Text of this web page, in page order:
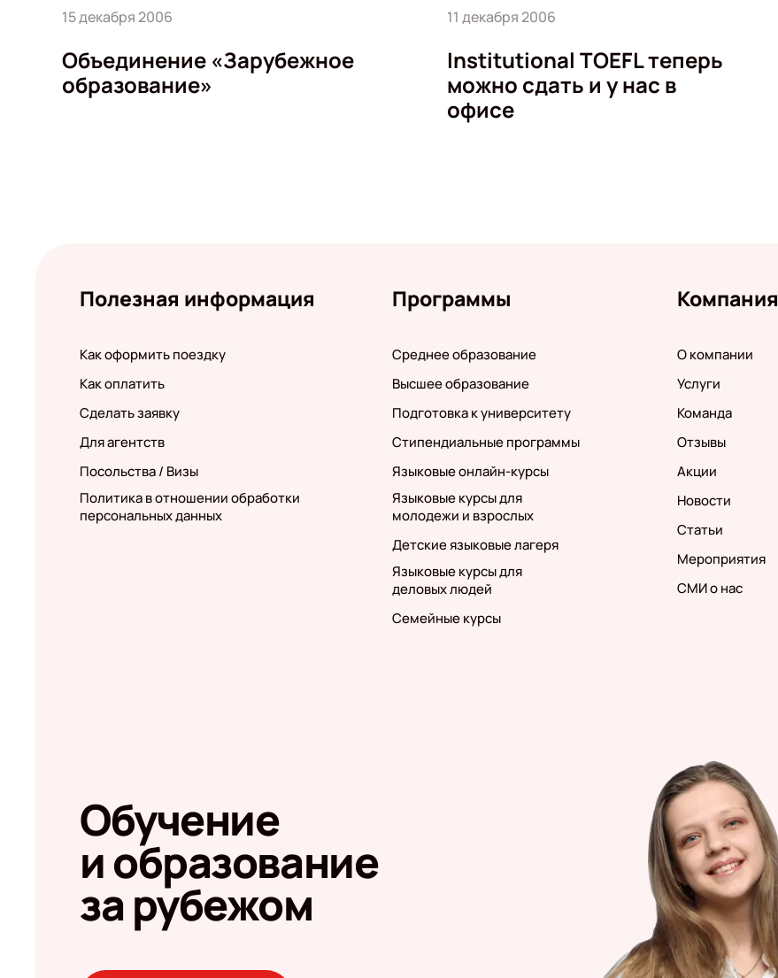
15 декабря 2006
Объединение «Зарубежное
образование»
11 декабря 2006
Institutional TOEFL теперь
можно сдать и у нас в
офисе
Полезная информация
Как оформить поездку
Как оплатить
Сделать заявку
Для агентств
Посольства / Визы
Политика в отношении обработки
персональных данных
Программы
Среднее образование
Высшее образование
Подготовка к университету
Стипендиальные программы
Языковые онлайн-курсы
Языковые курсы для
молодежи и взрослых
Детские языковые лагеря
Языковые курсы для
деловых людей
Семейные курсы
Компания
О компании
Услуги
Команда
Отзывы
Акции
Новости
Статьи
Мероприятия
СМИ о нас
Обучение
и образование
за рубежом